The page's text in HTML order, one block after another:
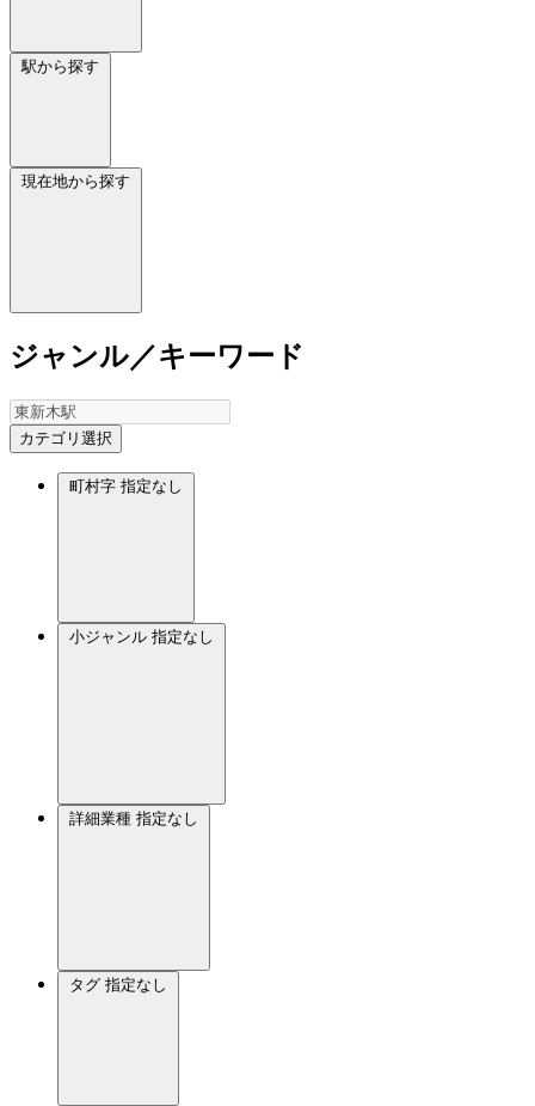
駅から探す
現在地から探す
ジャンル／キーワード
カテゴリ選択
町村字 指定なし
小ジャンル 指定なし
詳細業種 指定なし
タグ 指定なし